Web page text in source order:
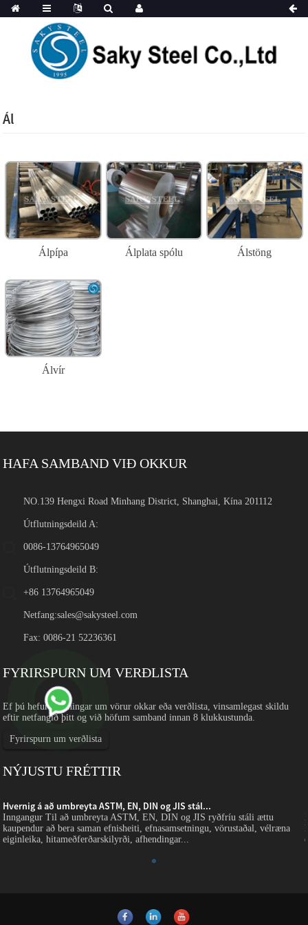
Ál
Álpípa Álplata spólu Álstöng
Álvír
HAFA SAMBAND VIÐ OKKUR
NO.139 Hengxi Road Minhang District, Shanghai, Kína 201112
Útflutningsdeild A:
0086-13764965049
Útflutningsdeild B:
+86 13764965049
Netfang:sales@sakysteel.com
Fax: 0086-21 52236361
FYRIRSPURN UM VERÐLISTA
Ef þú hefur spurningar um vörur okkar eða verðlista, vinsamlegast skildu
eftir netfangið þitt og við höfum samband innan 8 klukkustunda.
Fyrirspurn um verðlista
NÝJUSTU FRÉTTIR
Hvernig á að umbreyta ASTM, EN, DIN og JIS stál...
Inngangur Til að umbreyta ASTM, EN, DIN og JIS ryðfríu stáli ættu
kaupendur að bera saman efnisheiti, efnasamsetningu, vörustaðal, vélræna
eiginleika, hitameðferðarskilyrði, afhendingar...